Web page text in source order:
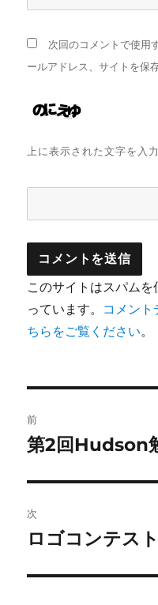
次回のコメントで使用
ールアドレス、サイトを保存
上に表示された文字を入
このサイトはスパム
っています。 コメント
ちらをご覧ください。
稿
ビ
ゲ
ー
前
前
投
稿:
第2回Hudson
次
次
投
ロゴコンテス